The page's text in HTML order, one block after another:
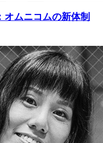
ムニコムの新体制